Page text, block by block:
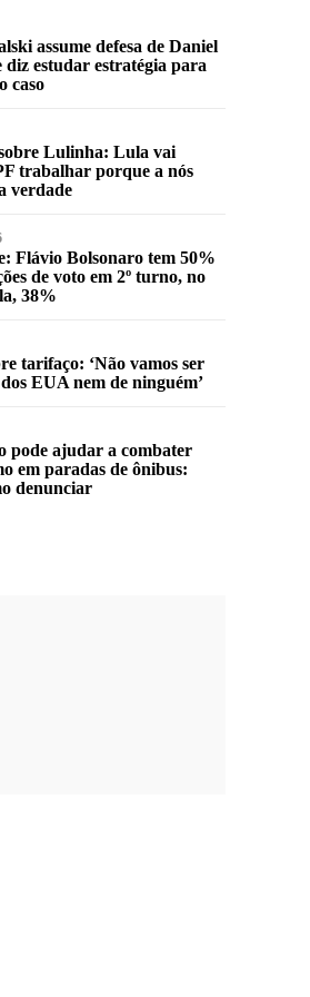
assume defesa de Daniel
diz estudar estratégia para
caso
Lulinha: Lula vai
trabalhar porque a nós
verdade
Flávio Bolsonaro tem 50%
de voto em 2º turno, no
38%
tarifaço: ‘Não vamos ser
EUA nem de ninguém’
pode ajudar a combater
em paradas de ônibus:
denunciar